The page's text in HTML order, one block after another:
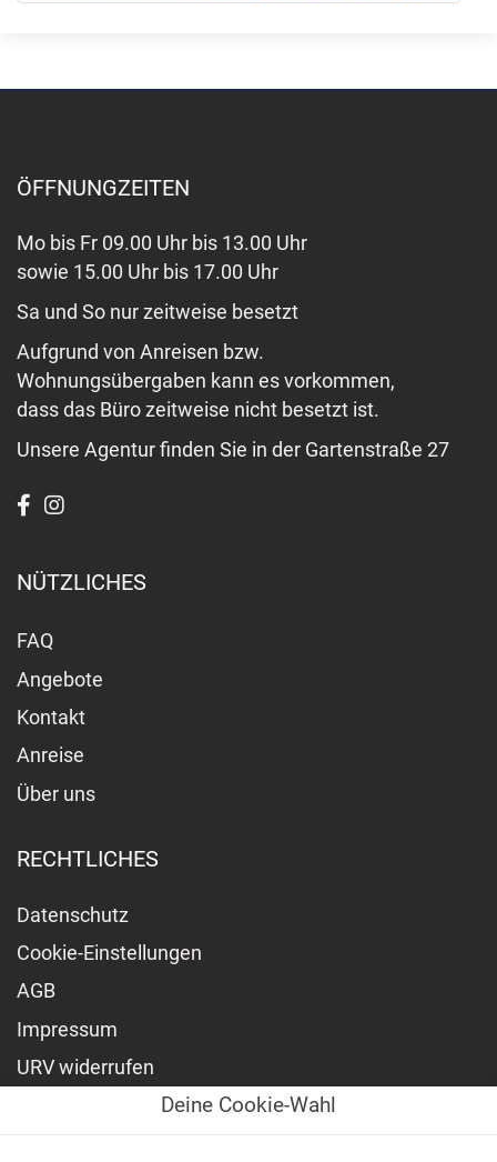
ÖFFNUNGZEITEN
Mo bis Fr 09.00 Uhr bis 13.00 Uhr
sowie 15.00 Uhr bis 17.00 Uhr
Sa und So nur zeitweise besetzt
Aufgrund von Anreisen bzw.
Wohnungsübergaben kann es vorkommen,
dass das Büro zeitweise nicht besetzt ist.
Unsere Agentur finden Sie in der Gartenstraße 27
NÜTZLICHES
FAQ
Angebote
Kontakt
Anreise
Über uns
RECHTLICHES
Datenschutz
Cookie-Einstellungen
AGB
Impressum
URV widerrufen
Deine Cookie-Wahl